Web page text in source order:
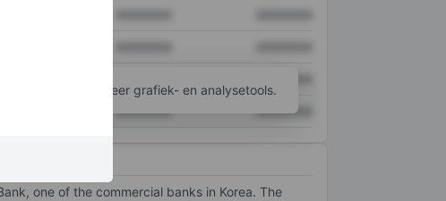
XXXXXXX XXXXXXX
te krijgen tot meer grafiek- en analysetools.
one of the commercial banks in Korea. The